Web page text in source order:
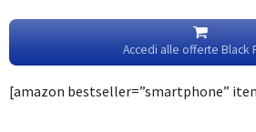
Accedi alle offerte Black
[amazon bestseller=”smartphone”